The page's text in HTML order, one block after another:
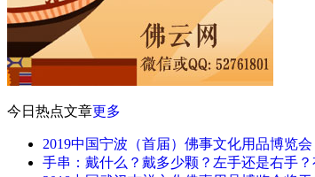
今日热点文章更多
2019中国宁波（首届）佛事文化用品博览会
手串：戴什么？戴多少颗？左手还是右手